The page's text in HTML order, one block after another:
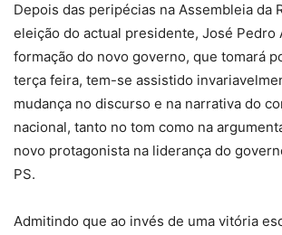
Depois das peripécias na Assembleia da
eleição do actual presidente, José Pedro
formação do novo governo, que tomará
terça feira, tem-se assistido
mudança no discurso e na narrativa do
nacional, tanto no tom como na
novo protagonista na liderança do
PS.
Admitindo que ao invés de uma vitória